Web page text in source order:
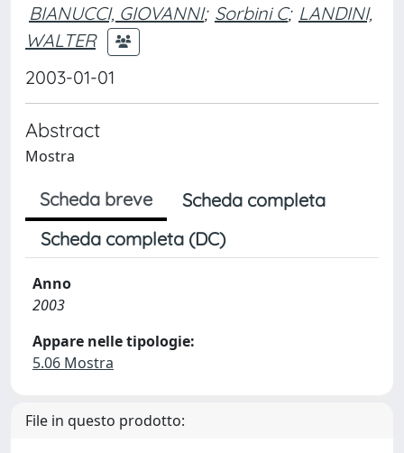
BIANUCCI, GIOVANNI; Sorbini C; LANDINI,
WALTER
2003-01-01
Abstract
Mostra
Scheda breve
Scheda completa
Scheda completa (DC)
Anno
2003
Appare nelle tipologie:
5.06 Mostra
File in questo prodotto: